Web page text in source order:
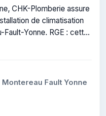
CHK-Plomberie assure
de climatisation
Yonne. RGE : cette
de l'entreprise.
Fault Yonne